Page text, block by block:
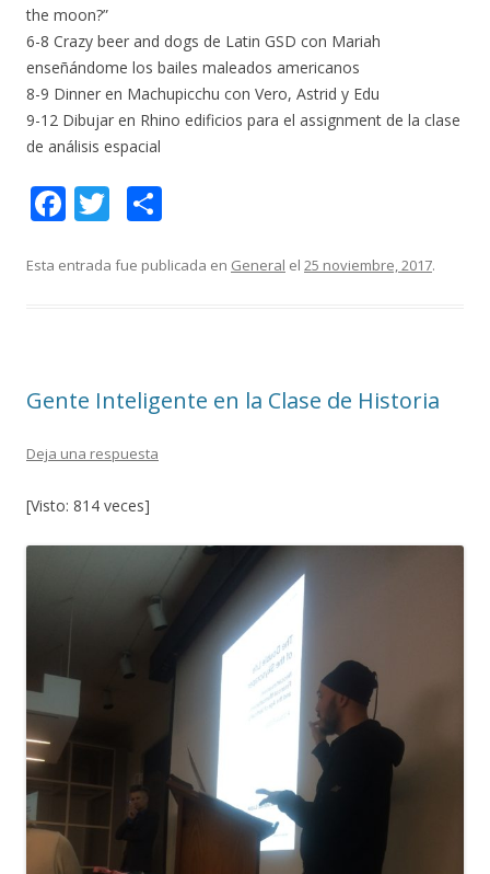
the moon?”
6-8 Crazy beer and dogs de Latin GSD con Mariah
enseñándome los bailes maleados americanos
8-9 Dinner en Machupicchu con Vero, Astrid y Edu
9-12 Dibujar en Rhino edificios para el assignment de la clase
de análisis espacial
F
e
k
T
itt m
r
Esta entrada fue publicada en General el 25 noviembre, 2017.
Gente Inteligente en la Clase de Historia
Deja una respuesta
[Visto: 814 veces]